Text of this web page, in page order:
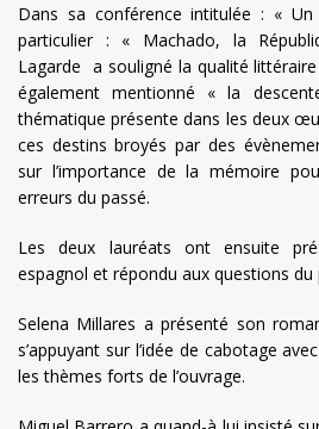
Dans sa conférence intitulée : « Un
particulier : « Machado, la
Lagarde a souligné la qualité
également mentionné « la
thématique présente dans les deux
ces destins broyés par des
sur l’importance de la mémoire
erreurs du passé.
Les deux lauréats ont ensuite
espagnol et répondu aux questions du
Selena Millares a présenté son
s’appuyant sur l’idée de cabotage
les thèmes forts de l’ouvrage.